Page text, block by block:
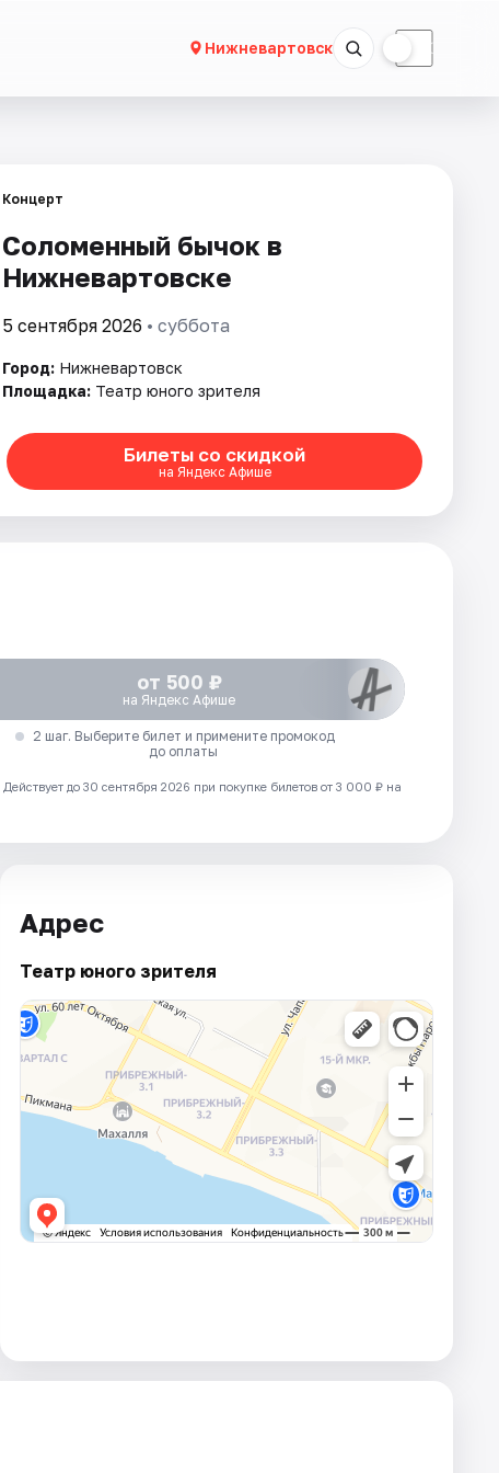
Нижневартовск ☾
Концерт
Соломенный бычок в
Нижневартовске
5 сентября 2026 • суббота
Город: Нижневартовск
Площадка: Театр юного зрителя
Билеты со скидкой
на Яндекс Афише
от 500 ₽
на Яндекс Афише
2 шаг. Выберите билет и примените промокод
до оплаты
Действует до 30 сентября 2026 при покупке билетов от 3 000 ₽ на
Адрес
Театр юного зрителя